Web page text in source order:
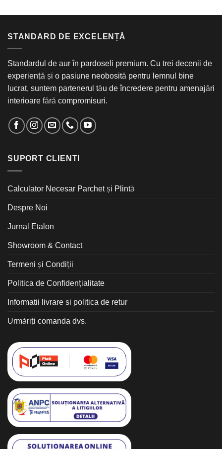
STANDARD DE EXCELENȚĂ
Standardul de aur în pardoseli premium. Cu trei decenii de
experiență și o pasiune neobosită pentru lemnul bine
lucrat, suntem partenerul tău de încredere pentru amenajări
interioare fără compromisuri.
SUPORT CLIENTI
Calculator Necesar Parchet și Plintă
Despre Noi
Jurnal Etalon
Showroom & Contact
Termeni și Condiții
Politica de Confidențialitate
Informatii livrare si politica de retur
Urmăriți comanda dvs.